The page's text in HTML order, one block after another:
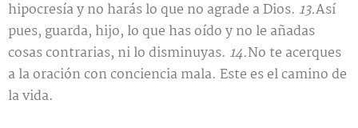
hipocresía y no harás lo que no agrade a Dios. 13.Así
pues, guarda, hijo, lo que has oído y no le añadas
cosas contrarias, ni lo disminuyas. 14.No te acerques
a la oración con conciencia mala. Este es el camino de
la vida.